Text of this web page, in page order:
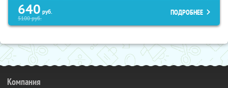
640 руб.
5100руб.
ПОДРОБНЕЕ
Компания